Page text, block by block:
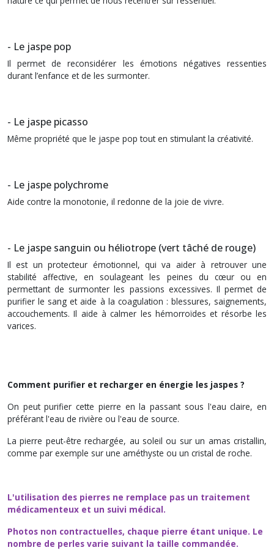
- Le jaspe pop
Il permet de reconsidérer les émotions négatives ressenties
durant l’enfance et de les surmonter.
- Le jaspe picasso
Même propriété que le jaspe pop tout en stimulant la créativité.
- Le jaspe polychrome
Aide contre la monotonie, il redonne de la joie de vivre.
- Le jaspe sanguin ou héliotrope (vert tâché de rouge)
Il est un protecteur émotionnel, qui va aider à retrouver une
stabilité affective, en soulageant les peines du cœur ou en
permettant de surmonter les passions excessives. Il permet de
purifier le sang et aide à la coagulation : blessures, saignements,
accouchements. Il aide à calmer les hémorroïdes et résorbe les
varices.
Comment purifier et recharger en énergie les jaspes ?
On peut purifier cette pierre en la passant sous l'eau claire, en
préférant l'eau de rivière ou l'eau de source.
La pierre peut-être rechargée, au soleil ou sur un amas cristallin,
comme par exemple sur une améthyste ou un cristal de roche.
L'utilisation des pierres ne remplace pas un traitement
médicamenteux et un suivi médical.
Photos non contractuelles, chaque pierre étant unique. Le
nombre de perles varie suivant la taille commandée.